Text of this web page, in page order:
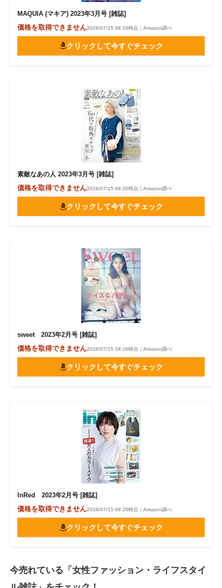
MAQUIA (マキア) 2023年3月号 [雑誌]
価格を取得できません2026/07/15 08:26時点｜Amazon調べ
クリックして今すぐチェック
素敵なあの人 2023年3月号 [雑誌]
価格を取得できません2026/07/15 08:26時点｜Amazon調べ
クリックして今すぐチェック
sweet 2023年2月号 [雑誌]
価格を取得できません2026/07/15 08:26時点｜Amazon調べ
クリックして今すぐチェック
InRed 2023年2月号 [雑誌]
価格を取得できません2026/07/15 08:26時点｜Amazon調べ
クリックして今すぐチェック
今売れている「女性ファッション・ライフスタイ